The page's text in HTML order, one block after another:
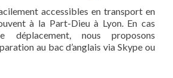
accessibles en transport en
à la Part-Dieu à Lyon. En cas
déplacement, nous proposons
au bac d’anglais via Skype ou